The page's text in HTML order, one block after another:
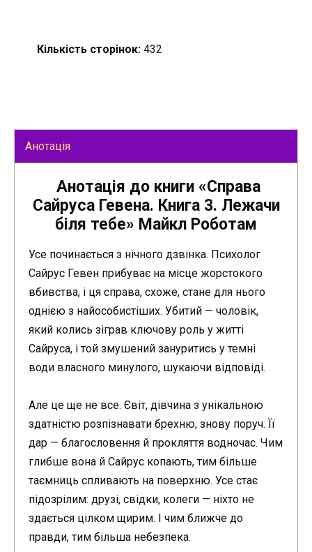
Кількість сторінок:432
Анотація
Анотація до книги «Справа
Сайруса Гевена. Книга 3. Лежачи
біля тебе» Майкл Роботам
Усе починається з нічного дзвінка. Психолог
Сайрус Гевен прибуває на місце жорстокого
вбивства, і ця справа, схоже, стане для нього
однією з найособистіших. Убитий — чоловік,
який колись зіграв ключову роль у житті
Сайруса, і той змушений зануритись у темні
води власного минулого, шукаючи відповіді.
Але це ще не все. Євіт, дівчина з унікальною
здатністю розпізнавати брехню, знову поруч. Її
дар — благословення й прокляття водночас. Чим
глибше вона й Сайрус копають, тим більше
таємниць спливають на поверхню. Усе стає
підозрілим: друзі, свідки, колеги — ніхто не
здається цілком щирим. І чим ближче до
правди, тим більша небезпека.